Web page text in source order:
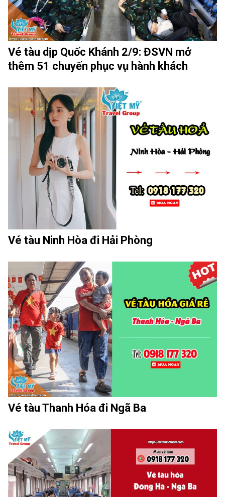
Vé tàu dịp Quốc Khánh 2/9: ĐSVN mở
thêm 51 chuyến phục vụ hành khách
Vé tàu Ninh Hòa đi Hải Phòng
Vé tàu Thanh Hóa đi Ngã Ba